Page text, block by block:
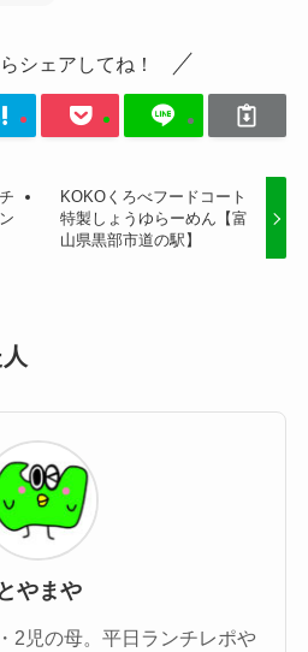
シェアしてね！
KOKOくろべフードコート
特製しょうゆらーめん【富
山県黒部市道の駅】
とやまや
2児の母。平日ランチレポや